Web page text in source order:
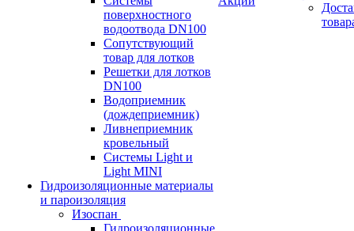
поверхностного
водоотвода DN100
Сопутствующий
товар для лотков
Решетки для лотков
DN100
Водоприемник
(дождеприемник)
Ливнеприемник
кровельный
Системы Light и
Light MINI
Гидроизоляционные материалы
и пароизоляция
Изоспан
Гидроизоляционные